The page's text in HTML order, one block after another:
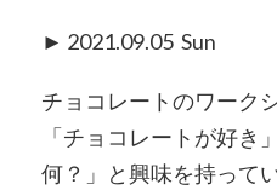
► 2021.09.05 Sun
チョコレートのワーク
「チョコレートが好き
何？」と興味を持って